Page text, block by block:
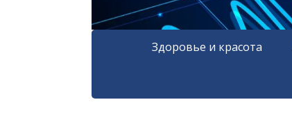
Здоровье и красота